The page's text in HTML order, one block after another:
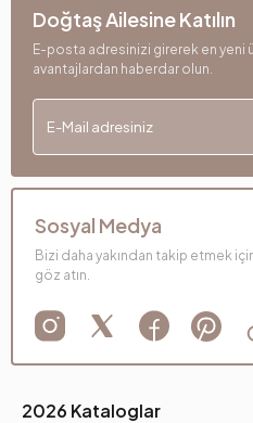
2026 Kataloglar
Doğtaş Ailesine Katılın
E-posta adresinizi girerek en yeni
avantajlardan haberdar olun.
Sosyal Medya
Bizi daha yakından takip etmek
göz atın.